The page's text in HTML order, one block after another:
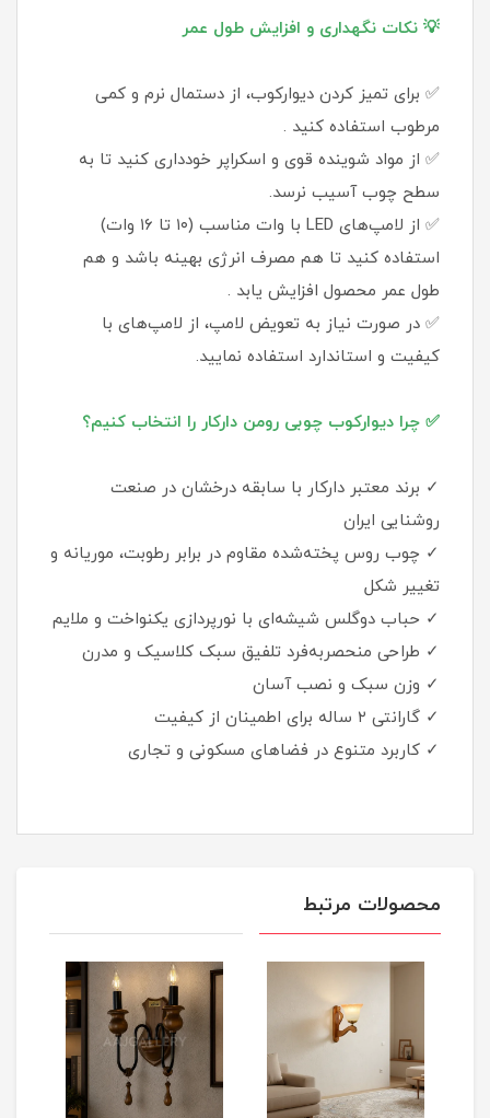
💡 نکات نگهداری و افزایش طول عمر
✅ برای تمیز کردن دیوارکوب، از دستمال نرم و کمی
مرطوب استفاده کنید .
✅ از مواد شوینده قوی و اسکراپر خودداری کنید تا به
سطح چوب آسیب نرسد.
✅ از لامپ‌های LED با وات مناسب (۱۰ تا ۱۶ وات)
استفاده کنید تا هم مصرف انرژی بهینه باشد و هم
طول عمر محصول افزایش یابد .
✅ در صورت نیاز به تعویض لامپ، از لامپ‌های با
کیفیت و استاندارد استفاده نمایید.
✅ چرا دیوارکوب چوبی رومن دارکار را انتخاب کنیم؟
✓ برند معتبر دارکار با سابقه درخشان در صنعت
روشنایی ایران
✓ چوب روس پخته‌شده مقاوم در برابر رطوبت، موریانه و
تغییر شکل
✓ حباب دوگلس شیشه‌ای با نورپردازی یکنواخت و ملایم
✓ طراحی منحصربه‌فرد تلفیق سبک کلاسیک و مدرن
✓ وزن سبک و نصب آسان
✓ گارانتی ۲ ساله برای اطمینان از کیفیت
✓ کاربرد متنوع در فضاهای مسکونی و تجاری
محصولات مرتبط